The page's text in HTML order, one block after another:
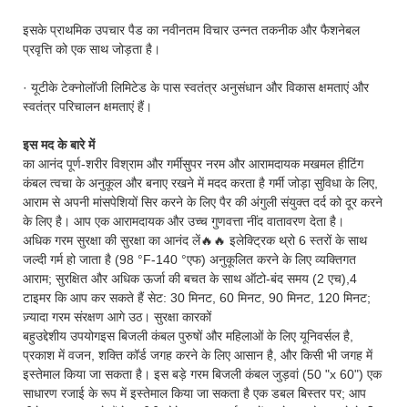
इसके प्राथमिक उपचार पैड का नवीनतम विचार उन्नत तकनीक और फैशनेबल
प्रवृत्ति को एक साथ जोड़ता है।
· यूटीके टेक्नोलॉजी लिमिटेड के पास स्वतंत्र अनुसंधान और विकास क्षमताएं और
स्वतंत्र परिचालन क्षमताएं हैं।
इस मद के बारे में
का आनंद पूर्ण-शरीर विश्राम और गर्मीसुपर नरम और आरामदायक मखमल हीटिंग
कंबल त्वचा के अनुकूल और बनाए रखने में मदद करता है गर्मी जोड़ा सुविधा के लिए,
आराम से अपनी मांसपेशियों सिर करने के लिए पैर की अंगुली संयुक्त दर्द को दूर करने
के लिए है। आप एक आरामदायक और उच्च गुणवत्ता नींद वातावरण देता है।
अधिक गरम सुरक्षा की सुरक्षा का आनंद लें🔥🔥 इलेक्ट्रिक थ्रो 6 स्तरों के साथ
जल्दी गर्म हो जाता है (98 °F-140 °एफ) अनुकूलित करने के लिए व्यक्तिगत
आराम; सुरक्षित और अधिक ऊर्जा की बचत के साथ ऑटो-बंद समय (2 एच),4
टाइमर कि आप कर सकते हैं सेट: 30 मिनट, 60 मिनट, 90 मिनट, 120 मिनट;
ज़्यादा गरम संरक्षण आगे उठ। सुरक्षा कारकों
बहुउद्देशीय उपयोगइस बिजली कंबल पुरुषों और महिलाओं के लिए यूनिवर्सल है,
प्रकाश में वजन, शक्ति कॉर्ड जगह करने के लिए आसान है, और किसी भी जगह में
इस्तेमाल किया जा सकता है। इस बड़े गरम बिजली कंबल जुड़वां (50 "x 60") एक
साधारण रजाई के रूप में इस्तेमाल किया जा सकता है एक डबल बिस्तर पर; आप